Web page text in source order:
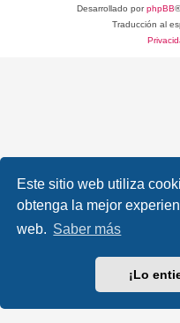
Este sitio web utiliza
obtenga la mejor
web. Saber más
¡Lo
Desarrollado porphpBB
Traducción al